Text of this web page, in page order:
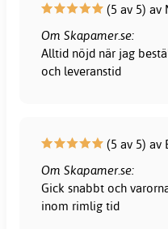
(5 av 5) av
Om Skapamer.se:
Alltid nöjd när jag
och leveranstid
(5 av 5) av
Om Skapamer.se:
Gick snabbt och
inom rimlig tid